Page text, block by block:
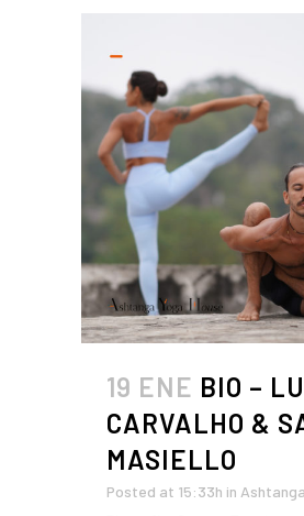
19 ENE BIO –
CARVALHO &
MASIELLO
Posted at 15:33h in